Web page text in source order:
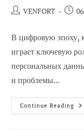
АвторVENFORT
В цифровую эпоху,
играет ключевую
персональных
и проблемы...
Continue Reading Как